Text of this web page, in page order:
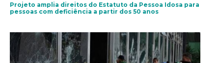
Projeto amplia direitos do Estatuto da Pessoa Idosa para
pessoas com deficiência a partir dos 50 anos